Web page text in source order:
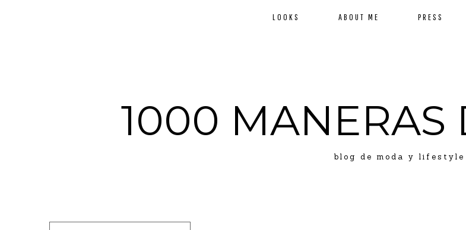
1000 MANERAS
blog de moda y lifestyle
LOOKS ABOUT ME PRESS